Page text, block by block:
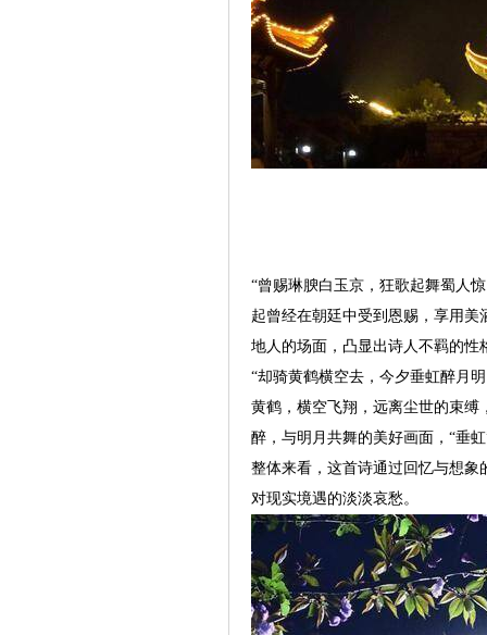
“曾赐琳腴白玉京，狂歌起舞蜀人
起曾经在朝廷中受到恩赐，享用
地人的场面，凸显出诗人不羁的性
“却骑黄鹤横空去，今夕垂虹醉月
黄鹤，横空飞翔，远离尘世的束缚
醉，与明月共舞的美好画面，“垂
整体来看，这首诗通过回忆与想
对现实境遇的淡淡哀愁。